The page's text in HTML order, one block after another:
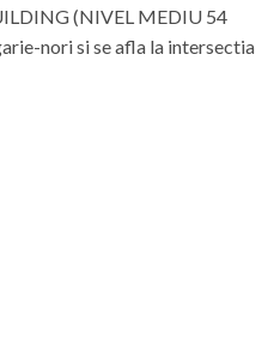
(NIVEL MEDIU 54
nori si se afla la intersectia